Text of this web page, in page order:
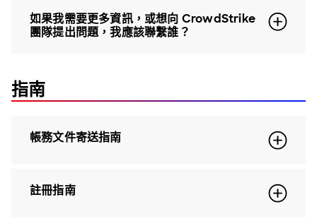
如果我需要更多資訊，或想向 CrowdStrike
團隊提出問題，我應該聯繫誰？
指南
帳務文件寄送指南
註冊指南